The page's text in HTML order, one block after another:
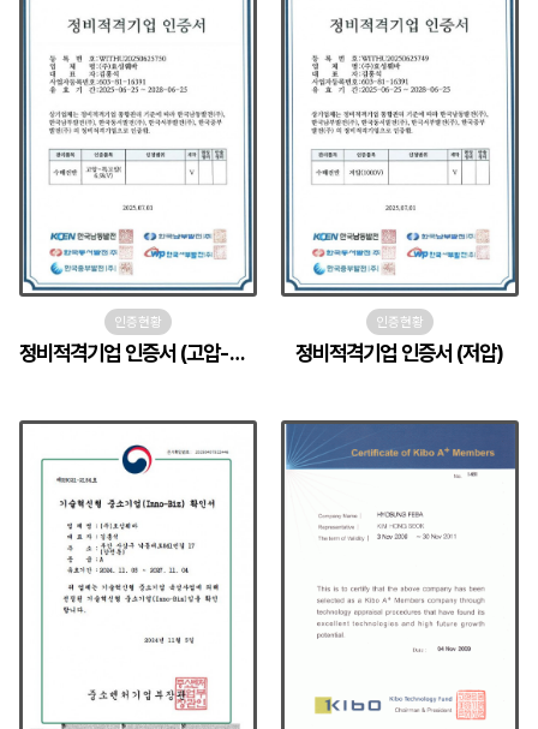
인증현황
정비적격기업 인증서 (고압-특고압)
인증현황
정비적격기업 인증서 (저압)